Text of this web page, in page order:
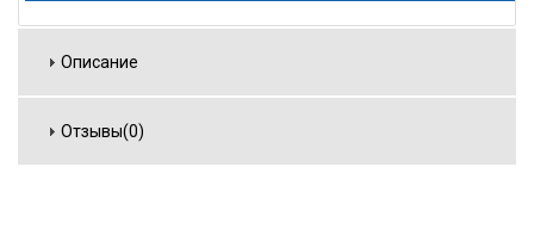
Описание
Отзывы(0)